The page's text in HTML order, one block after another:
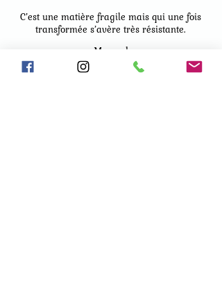
C’est une matière fragile mais qui une fois
transformée s’avère très résistante.
Manuela
La Chevrolière (44)